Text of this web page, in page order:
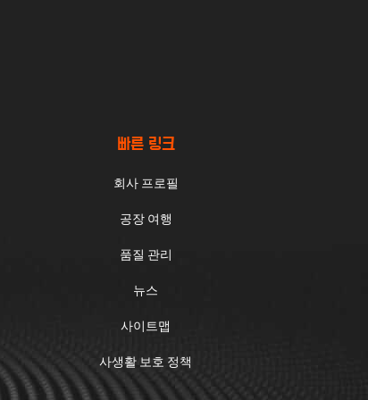
빠른 링크
회사 프로필
공장 여행
품질 관리
뉴스
사이트맵
사생활 보호 정책